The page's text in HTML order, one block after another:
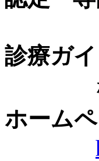
診療ガ
な
ホーム